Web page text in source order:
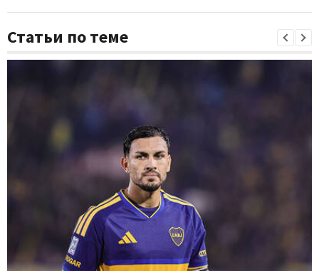
Статьи по теме